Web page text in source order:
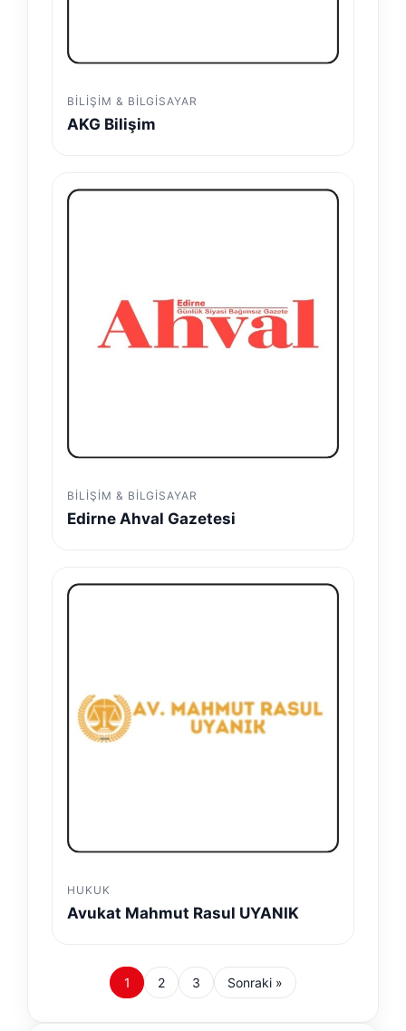
BILIŞIM & BILGISAYAR
AKG Bilişim
BILIŞIM & BILGISAYAR
Edirne Ahval Gazetesi
HUKUK
Avukat Mahmut Rasul UYANIK
1 2 3 Sonraki »